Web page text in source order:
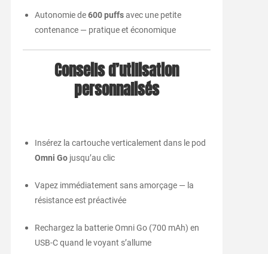
Autonomie de600 puffsavec une petite
contenance — pratique et économique
Conseils d’utilisation
personnalisés
Insérez la cartouche verticalement dans le pod
Omni Gojusqu’au clic
Vapez immédiatement sans amorçage — la
résistance est préactivée
Rechargez la batterie Omni Go (700 mAh) en
USB-C quand le voyant s’allume